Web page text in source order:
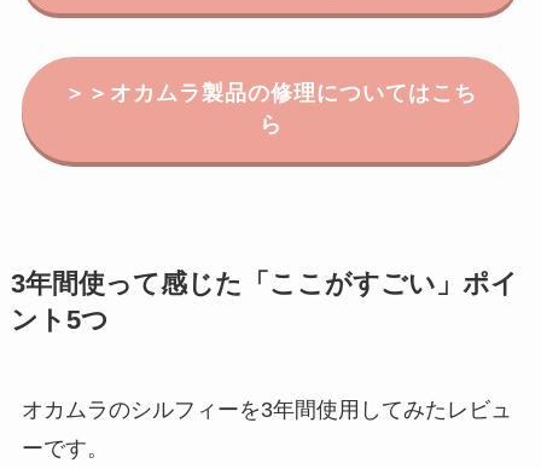
＞＞オカムラ製品の修理についてはこち
ら
3年間使って感じた「ここがすごい」ポイ
ント5つ
オカムラのシルフィーを3年間使用してみたレビュ
ーです。